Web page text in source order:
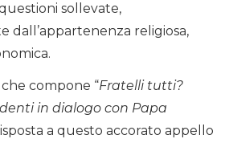
sollevate,
dall’appartenenza religiosa,
compone “Fratelli tutti?
in dialogo con Papa
a questo accorato appello